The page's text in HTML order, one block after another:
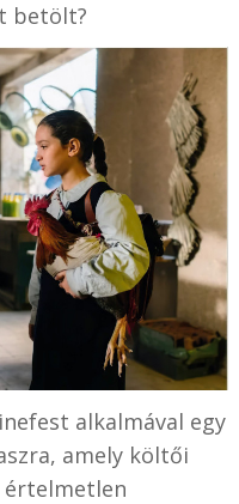
betölt?
alkalmával egy
amely költői
értelmetlen